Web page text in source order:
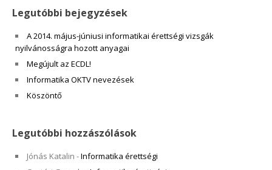
Legutóbbi bejegyzések
A 2014. május-júniusi informatikai érettségi vizsgák
nyilvánosságra hozott anyagai
Megújult az ECDL!
Informatika OKTV nevezések
Köszöntő
Legutóbbi hozzászólások
Jónás Katalin -Informatika érettségi